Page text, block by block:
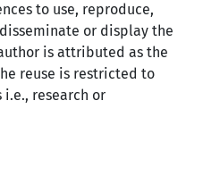
to use, reproduce,
or display the
is attributed as the
reuse is restricted to
research or